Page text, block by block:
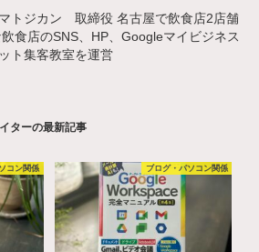
トジカン 取締役 名古屋で飲食店2店舗
食店のSNS、HP、Googleマイビジネス
ト集客教室を運営
ターの最新記事
コン関係 ブログ・パソコン関係